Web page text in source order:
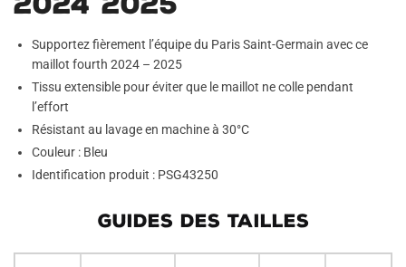
Supportez fièrement l’équipe du Paris Saint-Germain avec ce
maillot fourth 2024 – 2025
Tissu extensible pour éviter que le maillot ne colle pendant
l’effort
Résistant au lavage en machine à 30°C
Couleur : Bleu
Identification produit : PSG43250
GUIDES DES TAILLES